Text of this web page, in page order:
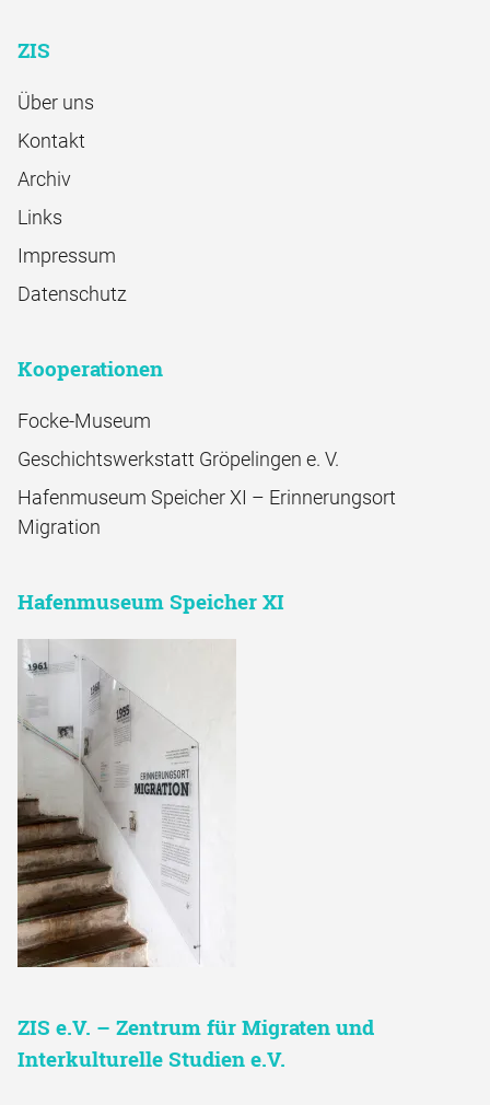
ZIS
Über uns
Kontakt
Archiv
Links
Impressum
Datenschutz
Kooperationen
Focke-Museum
Geschichtswerkstatt Gröpelingen e. V.
Hafenmuseum Speicher XI – Erinnerungsort
Migration
Hafenmuseum Speicher XI
ZIS e.V. – Zentrum für Migraten und
Interkulturelle Studien e.V.